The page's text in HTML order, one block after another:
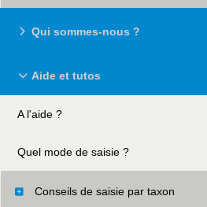
Qui sommes-nous ?
Aide et tutos
A l'aide ?
Quel mode de saisie ?
Conseils de saisie par taxon